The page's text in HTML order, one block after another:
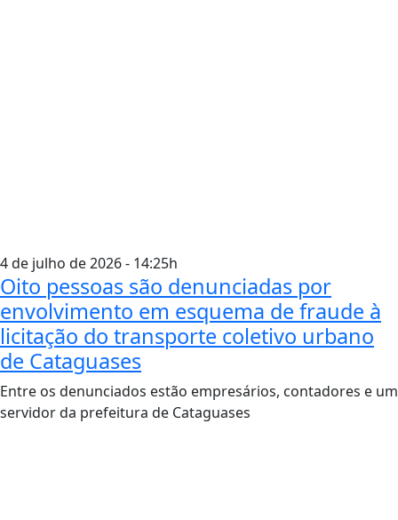
4 de julho de 2026 - 14:25h
Oito pessoas são denunciadas por
envolvimento em esquema de fraude à
licitação do transporte coletivo urbano
de Cataguases
Entre os denunciados estão empresários, contadores e um
servidor da prefeitura de Cataguases